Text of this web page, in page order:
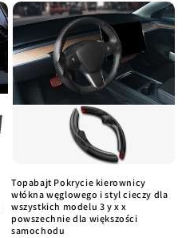
Topabajt Pokrycie kierownicy
włókna węglowego i styl cieczy dla
wszystkich modelu 3 y x x
powszechnie dla większości
samochodu